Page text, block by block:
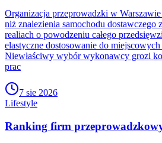
Organizacja przeprowadzki w
niż znalezienia samochodu dostawczego
realiach o powodzeniu całego
elastyczne dostosowanie do
Niewłaściwy wybór wykonawcy grozi
prac
7 sie 2026
Lifestyle
Ranking firm